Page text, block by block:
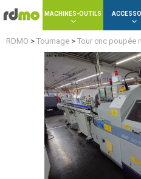
MACHINES-OUTILS
RDMO > Tournage > Tour cnc poupée